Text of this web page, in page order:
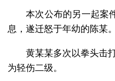
本次公布的另一起案
息，遂迁怒于年幼的陈某。
黄某某多次以拳头击
为轻伤二级。